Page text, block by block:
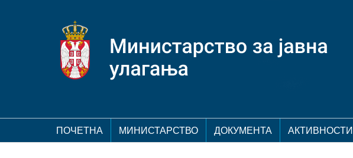
ПОЧЕТНА МИНИСТАРСТВО ДОКУМЕНТА АКТИВНОСТИ